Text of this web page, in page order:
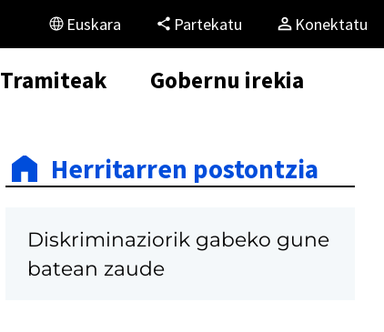
Euskara Partekatu Konektatu
Tramiteak Gobernu irekia
Herritarren postontzia
Diskriminaziorik gabeko gune
batean zaude